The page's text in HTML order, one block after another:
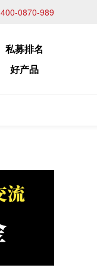
400-0870-989
私募排名
好产品